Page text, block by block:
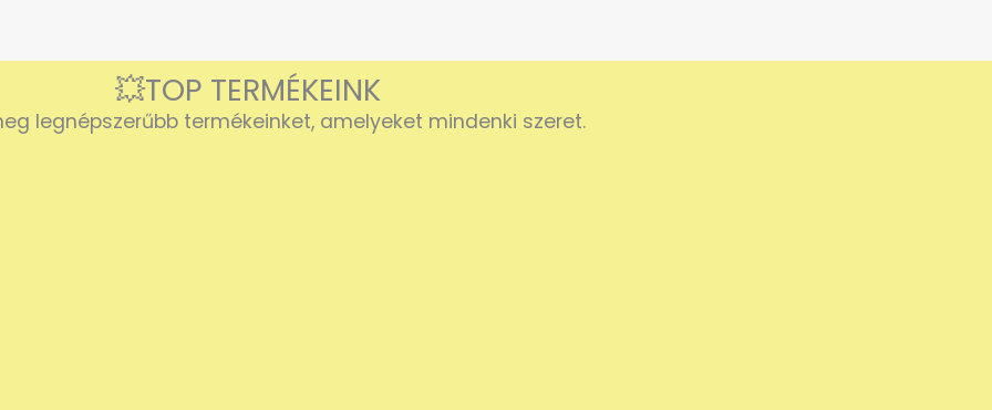
💥TOP TERMÉKEINK
legnépszerűbb termékeinket, amelyeket mindenki szeret.